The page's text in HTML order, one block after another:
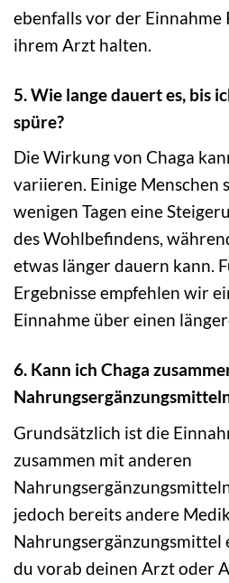
ebenfalls vor der Einnahme
ihrem Arzt halten.
5. Wie lange dauert es, bis
spüre?
Die Wirkung von Chaga
variieren. Einige Menschen
wenigen Tagen eine
des Wohlbefindens,
etwas länger dauern kann.
Ergebnisse empfehlen wir
Einnahme über einen
6. Kann ich Chaga
Grundsätzlich ist die
zusammen mit anderen
jedoch bereits andere
Nahrungsergänzungsmittel
du vorab deinen Arzt oder